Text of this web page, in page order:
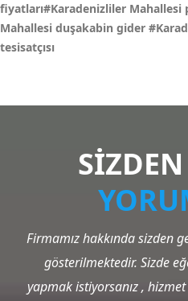
fiyatları#Karadenizliler
Mahallesi duşakabin gider
tesisatçısı
Firmamız hakkında sizden
gösterilmektedir. Sizde
yapmak istiyorsanız ,